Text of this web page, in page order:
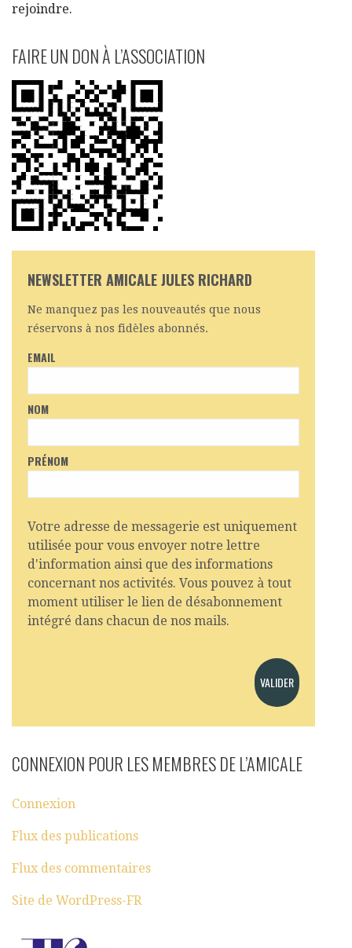
rejoindre.
FAIRE UN DON À L’ASSOCIATION
NEWSLETTER AMICALE JULES RICHARD
Ne manquez pas les nouveautés que nous
réservons à nos fidèles abonnés.
EMAIL
NOM
PRÉNOM
Votre adresse de messagerie est uniquement
utilisée pour vous envoyer notre lettre
d'information ainsi que des informations
concernant nos activités. Vous pouvez à tout
moment utiliser le lien de désabonnement
intégré dans chacun de nos mails.
CONNEXION POUR LES MEMBRES DE L’AMICALE
Connexion
Flux des publications
Flux des commentaires
Site de WordPress-FR